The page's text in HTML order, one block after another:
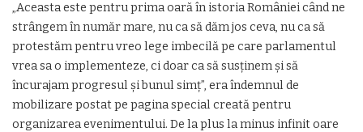
„Aceasta este pentru prima oară în istoria României când ne
strângem în număr mare, nu ca să dăm jos ceva, nu ca să
protestăm pentru vreo lege imbecilă pe care parlamentul
vrea sa o implementeze, ci doar ca să susţinem şi să
încurajam progresul şi bunul simţ”, era îndemnul de
mobilizare postat pe pagina special creată pentru
organizarea evenimentului. De la plus la minus infinit oare